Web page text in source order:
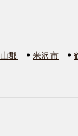
郡 米沢市